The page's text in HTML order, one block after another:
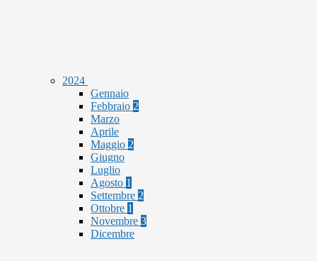
2024
Gennaio
Febbraio 2
Marzo
Aprile
Maggio 2
Giugno
Luglio
Agosto 1
Settembre 2
Ottobre 1
Novembre 3
Dicembre